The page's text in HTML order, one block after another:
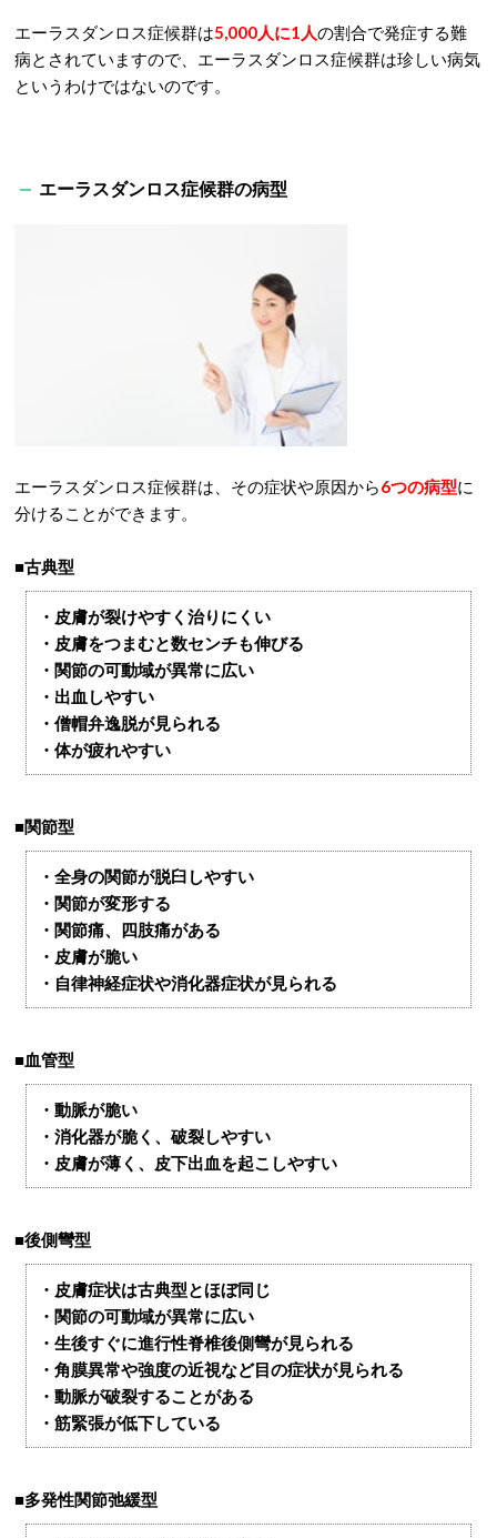
エーラスダンロス症候群は5,000人に1人の割合で発症する難
病とされていますので、エーラスダンロス症候群は珍しい病気
というわけではないのです。
エーラスダンロス症候群の病型
エーラスダンロス症候群は、その症状や原因から6つの病型に
分けることができます。
■古典型
・皮膚が裂けやすく治りにくい
・皮膚をつまむと数センチも伸びる
・関節の可動域が異常に広い
・出血しやすい
・僧帽弁逸脱が見られる
・体が疲れやすい
■関節型
・全身の関節が脱臼しやすい
・関節が変形する
・関節痛、四肢痛がある
・皮膚が脆い
・自律神経症状や消化器症状が見られる
■血管型
・動脈が脆い
・消化器が脆く、破裂しやすい
・皮膚が薄く、皮下出血を起こしやすい
■後側彎型
・皮膚症状は古典型とほぼ同じ
・関節の可動域が異常に広い
・生後すぐに進行性脊椎後側彎が見られる
・角膜異常や強度の近視など目の症状が見られる
・動脈が破裂することがある
・筋緊張が低下している
■多発性関節弛緩型